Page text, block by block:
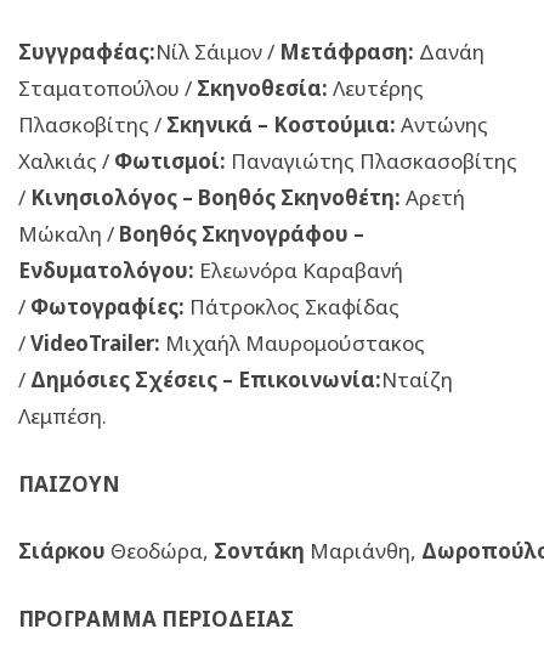
Συγγραφέας:Νίλ Σάιμον / Μετάφραση: Δανάη
Σταματοπούλου / Σκηνοθεσία: Λευτέρης
Πλασκοβίτης / Σκηνικά – Κοστούμια: Αντώνης
Χαλκιάς / Φωτισμοί: Παναγιώτης Πλασκασοβίτης
/ Κινησιολόγος – Βοηθός Σκηνοθέτη: Αρετή
Μώκαλη / Βοηθός Σκηνογράφου –
Ενδυματολόγου: Ελεωνόρα Καραβανή
/ Φωτογραφίες: Πάτροκλος Σκαφίδας
/VideoTrailer: Μιχαήλ Μαυρομούστακος
/ Δημόσιες Σχέσεις – Επικοινωνία:Νταίζη
Λεμπέση.
ΠΑΙΖΟΥΝ
Σιάρκου Θεοδώρα, Σοντάκη Μαριάνθη,
ΠΡΟΓΡΑΜΜΑ ΠΕΡΙΟΔΕΙΑΣ